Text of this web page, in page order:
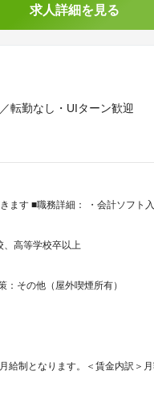
求人詳細を見る
転勤なし・UIターン歓迎
す ■職務詳細： ・会計ソフト入
、高等学校卒以上
その他（屋外喫煙所有）
給制となります。＜賃金内訳＞